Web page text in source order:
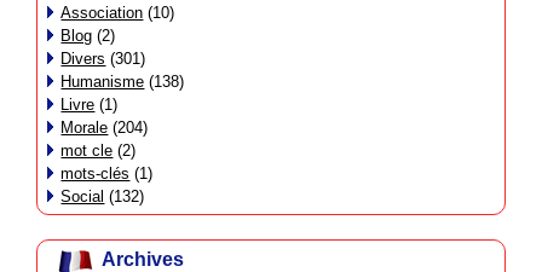
Association (10)
Blog (2)
Divers (301)
Humanisme (138)
Livre (1)
Morale (204)
mot cle (2)
mots-clés (1)
Social (132)
Archives